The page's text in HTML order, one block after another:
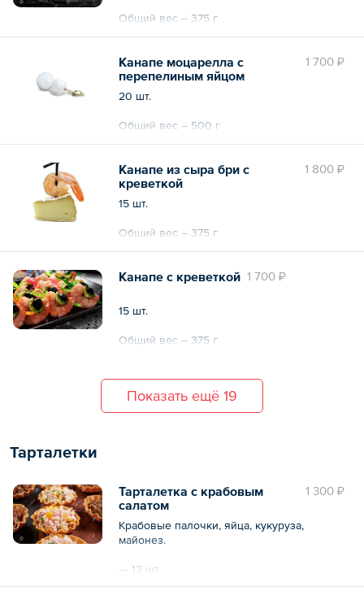
Общий вес – 375 г
1 700 ₽
Канапе моцарелла с
перепелиным яйцом
20 шт.
Общий вес – 500 г
1 800 ₽
Канапе из сыра бри с
креветкой
15 шт.
Общий вес – 375 г
1 700 ₽
Канапе с креветкой
15 шт.
Общий вес – 375 г
Показать ещё 19
Тарталетки
1 300 ₽
Тарталетка с крабовым
салатом
Крабовые палочки, яйца, кукуруза,
майонез.
— 12 шт.